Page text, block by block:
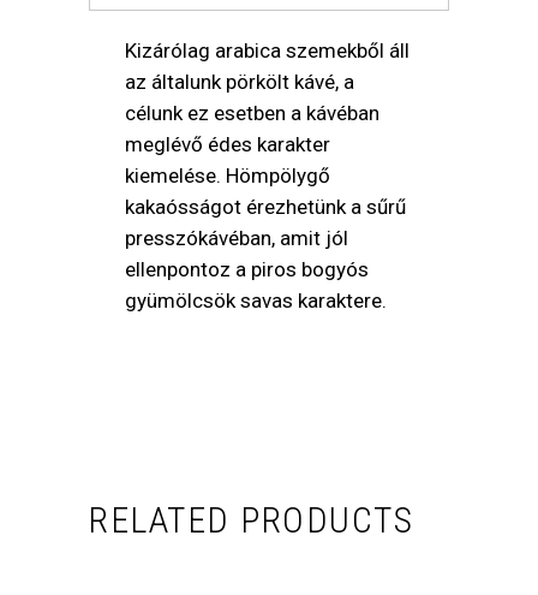
Kizárólag arabica szemekből áll
az általunk pörkölt kávé, a
célunk ez esetben a kávéban
meglévő édes karakter
kiemelése. Hömpölygő
kakaósságot érezhetünk a sűrű
presszókávéban, amit jól
ellenpontoz a piros bogyós
gyümölcsök savas karaktere.
RELATED PRODUCTS